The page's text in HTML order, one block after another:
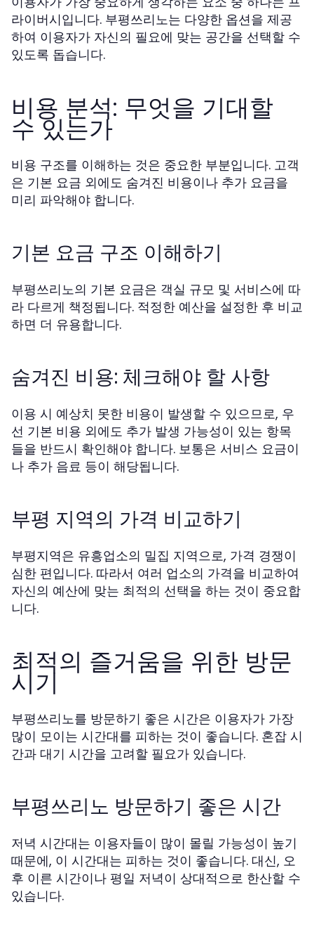
라이버시입니다. 부평쓰리노는 다양한 옵션을 제공
하여 이용자가 자신의 필요에 맞는 공간을 선택할 수
있도록 돕습니다.
비용 분석: 무엇을 기대할
수 있는가
비용 구조를 이해하는 것은 중요한 부분입니다. 고객
은 기본 요금 외에도 숨겨진 비용이나 추가 요금을
미리 파악해야 합니다.
기본 요금 구조 이해하기
부평쓰리노의 기본 요금은 객실 규모 및 서비스에 따
라 다르게 책정됩니다. 적정한 예산을 설정한 후 비교
하면 더 유용합니다.
숨겨진 비용: 체크해야 할 사항
이용 시 예상치 못한 비용이 발생할 수 있으므로, 우
선 기본 비용 외에도 추가 발생 가능성이 있는 항목
들을 반드시 확인해야 합니다. 보통은 서비스 요금이
나 추가 음료 등이 해당됩니다.
부평 지역의 가격 비교하기
부평지역은 유흥업소의 밀집 지역으로, 가격 경쟁이
심한 편입니다. 따라서 여러 업소의 가격을 비교하여
자신의 예산에 맞는 최적의 선택을 하는 것이 중요합
니다.
최적의 즐거움을 위한 방문
시기
부평쓰리노를 방문하기 좋은 시간은 이용자가 가장
많이 모이는 시간대를 피하는 것이 좋습니다. 혼잡 시
간과 대기 시간을 고려할 필요가 있습니다.
부평쓰리노 방문하기 좋은 시간
저녁 시간대는 이용자들이 많이 몰릴 가능성이 높기
때문에, 이 시간대는 피하는 것이 좋습니다. 대신, 오
후 이른 시간이나 평일 저녁이 상대적으로 한산할 수
있습니다.